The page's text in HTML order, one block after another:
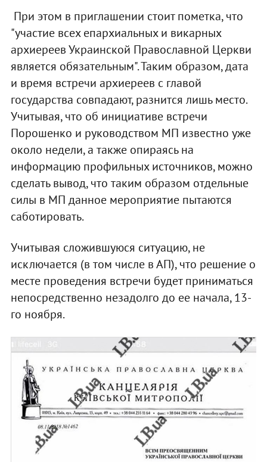
При этом в приглашении стоит пометка, что
"участие всех епархиальных и викарных
архиереев Украинской Православной Церкви
является обязательным". Таким образом, дата
и время встречи архиереев с главой
государства совпадают, разнится лишь место.
Учитывая, что об инициативе встречи
Порошенко и руководством МП известно уже
около недели, а также опираясь на
информацию профильных источников, можно
сделать вывод, что таким образом отдельные
силы в МП данное мероприятие пытаются
саботировать.
Учитывая сложившуюся ситуацию, не
исключается (в том числе в АП), что решение о
месте проведения встречи будет приниматься
непосредственно незадолго до ее начала, 13-
го ноября.